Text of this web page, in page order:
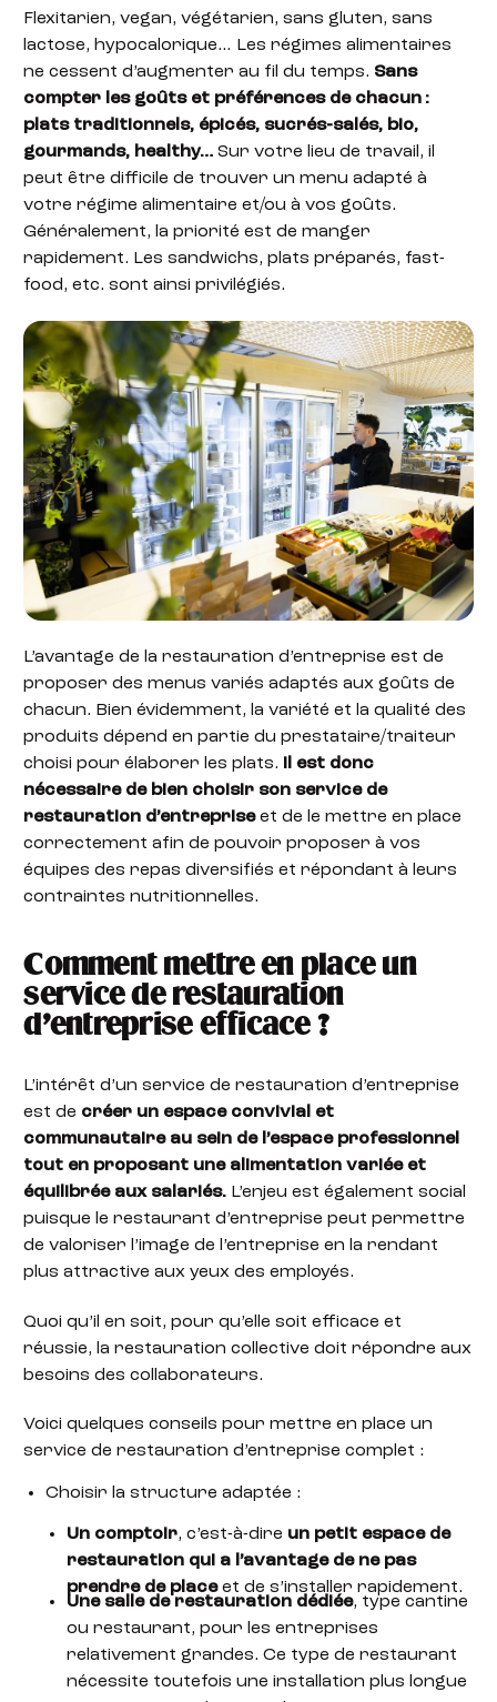
Flexitarien, vegan, végétarien, sans gluten, sans
lactose, hypocalorique… Les régimes alimentaires
ne cessent d’augmenter au fil du temps. Sans
compter les goûts et préférences de chacun :
plats traditionnels, épicés, sucrés-salés, bio,
gourmands, healthy…Sur votre lieu de travail, il
peut être difficile de trouver un menu adapté à
votre régime alimentaire et/ou à vos goûts.
Généralement, la priorité est de manger
rapidement. Les sandwichs, plats préparés, fast-
food, etc. sont ainsi privilégiés.
L’avantage de la restauration d’entreprise est de
proposer des menus variés adaptés aux goûts de
chacun. Bien évidemment, la variété et la qualité des
produits dépend en partie du prestataire/traiteur
choisi pour élaborer les plats. Il est donc
nécessaire de bien choisir son service de
restauration d’entrepriseet de le mettre en place
correctement afin de pouvoir proposer à vos
équipes des repas diversifiés et répondant à leurs
contraintes nutritionnelles.
Comment mettre en place un
service de restauration
d’entreprise efficace ?
L’intérêt d’un service de restauration d’entreprise
est de créer un espace convivial et
communautaire au sein de l’espace professionnel
tout en proposant une alimentation variée et
équilibrée aux salariés. L’enjeu est également social
puisque le restaurant d’entreprise peut permettre
de valoriser l’image de l’entreprise en la rendant
plus attractive aux yeux des employés.
Quoi qu’il en soit, pour qu’elle soit efficace et
réussie, la restauration collective doit répondre aux
besoins des collaborateurs.
Voici quelques conseils pour mettre en place un
service de restauration d’entreprise complet :
Choisir la structure adaptée :
Un comptoir, c’est-à-dire un petit espace de
restauration qui a l’avantage de ne pas
prendre de placeet de s’installer rapidement.
Une salle de restauration dédiée, type cantine
ou restaurant, pour les entreprises
relativement grandes. Ce type de restaurant
nécessite toutefois une installation plus longue